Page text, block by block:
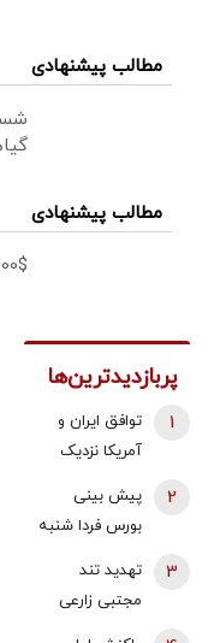
مطالب پیشنهادی
مطالب پیشنهادی
500$ هدیه به کاربران
پربازدیدترین‌ها
توافق ایران و
آمریکا نزدیک
خزانه‌داری آمریکا
از «امروز یا فردا»
گفت
1
پیش بینی
بورس فردا شنبه
موتور رشد بازار
روشن شد |
2
تهدید تند
مجتبی زارعی
3